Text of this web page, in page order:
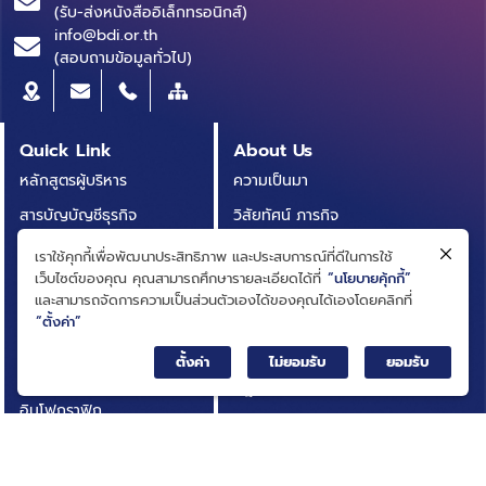
(รับ-ส่งหนังสืออิเล็กทรอนิกส์)
info@bdi.or.th
(สอบถามข้อมูลทั่วไป)
Quick Link
หลักสูตรผู้บริหาร
สารบัญบัญชีธุรกิจ
(BRIDGE)
ประกาศการจัดซื้อจัดจ้าง
บทความ
อินโฟกราฟิก
About Us
ความเป็นมา
วิสัยทัศน์ ภารกิจ
โครงสร้างองค์กร
คณะกรรมการ
การกำกับดูแลกิจการที่ดี
เราใช้คุกกี้เพื่อพัฒนาประสิทธิภาพ และประสบการณ์ที่ดีในการใช้
เว็บไซต์ของคุณ คุณสามารถศึกษารายละเอียดได้ที่ “นโยบายคุ้กกี้”
และสามารถจัดการความเป็นส่วนตัวเองได้ของคุณได้เองโดยคลิกที่
“ตั้งค่า”
ตั้งค่า
ไม่ยอมรับ ยอมรับ